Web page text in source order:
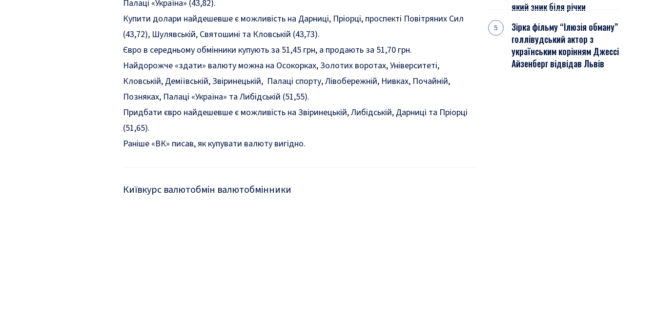
Палаці «Україна» (43,82).
Купити долари найдешевше є можливість на Дарниці, Пріорці, проспекті Повітряних Сил
(43,72), Шулявській, Святошині та Кловській (43,73).
Євро в середньому обмінники купують за 51,45 грн, а продають за 51,70 грн.
Найдорожче «здати» валюту можна на Осокорках, Золотих воротах, Університеті,
Кловській, Деміївській, Звіринецькій, Палаці спорту, Лівобережній, Нивках, Почайній,
Позняках, Палаці «Україна» та Либідській (51,55).
Придбати євро найдешевше є можливість на Звіринецькій, Либідській, Дарниці та Пріорці
(51,65).
Раніше «ВК» писав,як купувати валюту вигідно.
Київкурс валютобмін валютобмінники
який зник біля річки
Зірка фільму “Ілюзія обману”
голлівудський актор з
українським корінням Джессі
Айзенберг відвідав Львів